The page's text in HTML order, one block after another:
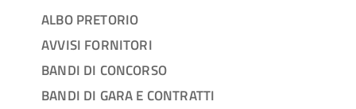
ALBO PRETORIO
AVVISI FORNITORI
BANDI DI CONCORSO
BANDI DI GARA E CONTRATTI